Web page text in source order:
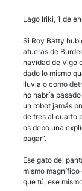
Lago Iriki, 1 de
Si Roy Batty
afueras de
navidad de Vigo
dado lo mismo
lluvia o como
no habría
un robot jamás
de tres al cuarto
os debo una
pagar”.
Ese gato del
mismo
que tú, ese